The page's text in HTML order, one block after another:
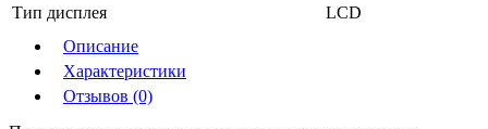
Тип дисплея
LCD
Описание
Характеристики
Отзывов (0)